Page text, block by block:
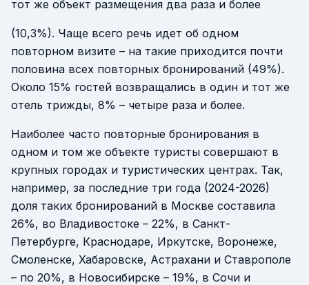
тот же объект размещения два раза и более
(10,3%). Чаще всего речь идет об одном
повторном визите – на такие приходится почти
половина всех повторных бронирований (49%).
Около 15% гостей возвращались в один и тот же
отель трижды, 8% – четыре раза и более.
Наиболее часто повторные бронирования в
одном и том же объекте туристы совершают в
крупных городах и туристических центрах. Так,
например, за последние три года (2024-2026)
доля таких бронирований в Москве составила
26%, во Владивостоке – 22%, в Санкт-
Петербурге, Краснодаре, Иркутске, Воронеже,
Смоленске, Хабаровске, Астрахани и Ставрополе
– по 20%, в Новосибирске – 19%, в Сочи и